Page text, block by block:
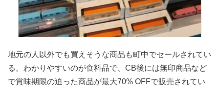
地元の人以外でも買えそうな商品も町中でセールされてい
る。わかりやすいのが食料品で、CB後には無印商品など
で賞味期限の迫った商品が最大70% OFFで販売されてい